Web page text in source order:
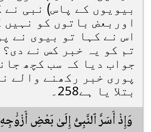
بیویوں کے پاس) نبی نے
اوربعض باتوں کو نہیں
اس نے کہا تو بیوی نے
تم کو یہ خبر کس نے
جواب دیا کہ سب کچھ
پوری خبر رکھنے والے
بتلا یا ہے258۔
وَإِذْ أَسَرَّ ٱلنَّبِىُّ إِلَىٰ بَعْضِ